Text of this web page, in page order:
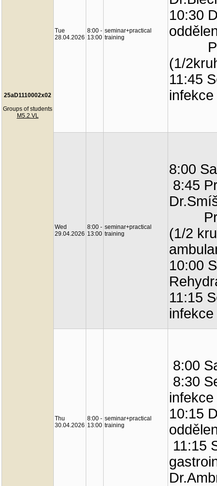
25aD1110002x02
Groups of students
M5.2.VL
Tue
28.04.2026
8:00 -
13:00
seminar+practical
training
10:30
(1/
11:45
Wed
29.04.2026
8:00 -
13:00
seminar+practical
training
8:00
8:45
(1/2
10:00
11:15
Thu
30.04.2026
8:00 -
13:00
seminar+practical
training
8:00
8:30
10:15
11:15